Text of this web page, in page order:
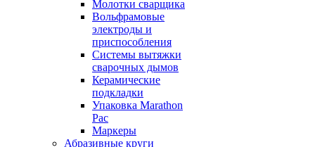
Молотки сварщика
Вольфрамовые
электроды и
приспособления
Системы вытяжки
сварочных дымов
Керамические
подкладки
Упаковка Marathon
Pac
Маркеры
Абразивные круги